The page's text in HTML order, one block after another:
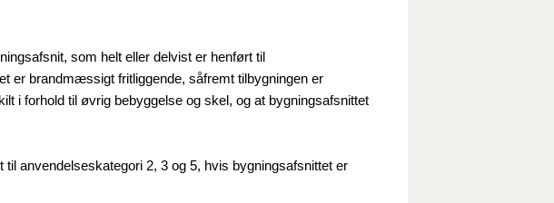
som helt eller delvist er henført til
er brandmæssigt fritliggende, såfremt tilbygningen er
i forhold til øvrig bebyggelse og skel, og at bygningsafsnittet
anvendelseskategori 2, 3 og 5, hvis bygningsafsnittet er